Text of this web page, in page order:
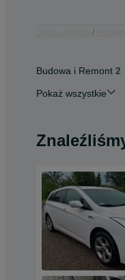
Budowa i Remont 2
Pokaż wszystkie